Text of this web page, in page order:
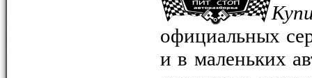
официальных
и в маленьких